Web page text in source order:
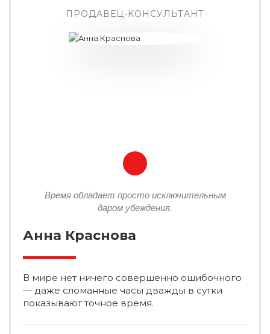
ПРОДАВЕЦ-КОНСУЛЬТАНТ
Время обладает просто исключительным
даром убеждения.
Анна Краснова
В мире нет ничего совершенно ошибочного
— даже сломанные часы дважды в сутки
показывают точное время.